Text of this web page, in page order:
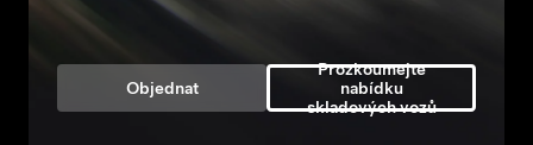
Objednat
Prozkoumejte
nabídku
skladových vozů